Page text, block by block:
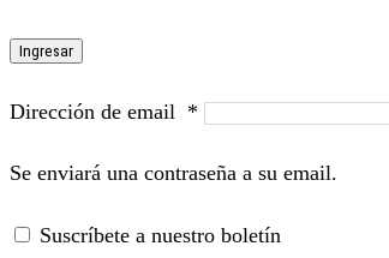
Ingresar
Dirección de email *
Se enviará una contraseña a su email.
Suscríbete a nuestro boletín